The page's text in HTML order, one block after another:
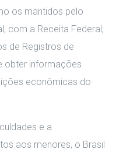
os mantidos pelo
com a Receita Federal,
de Registros de
obter informações
econômicas do
e a
aos menores, o Brasil